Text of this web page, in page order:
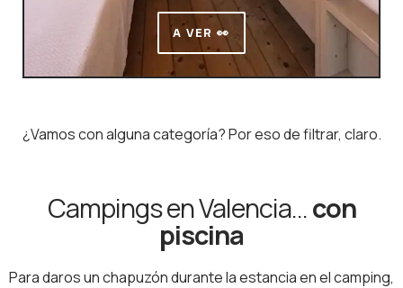
A VER 👀
¿Vamos con alguna categoría? Por eso de filtrar, claro.
Campings en Valencia...con
piscina
Para daros un chapuzón durante la estancia en el camping,